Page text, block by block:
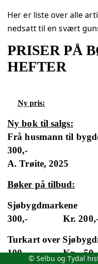
Her er liste over alle
nedsatt til en svært
PRISER PÅ
HEFTER
Ny pris:
Ny bok til salgs:
Frå husmann til
300,-
A. Trøite, 2025
Bøker på tilbud:
Sjøbygdmarkene
300,-
Kr.
Turkart over
100,-
Kr.
© Selbu og Tydal